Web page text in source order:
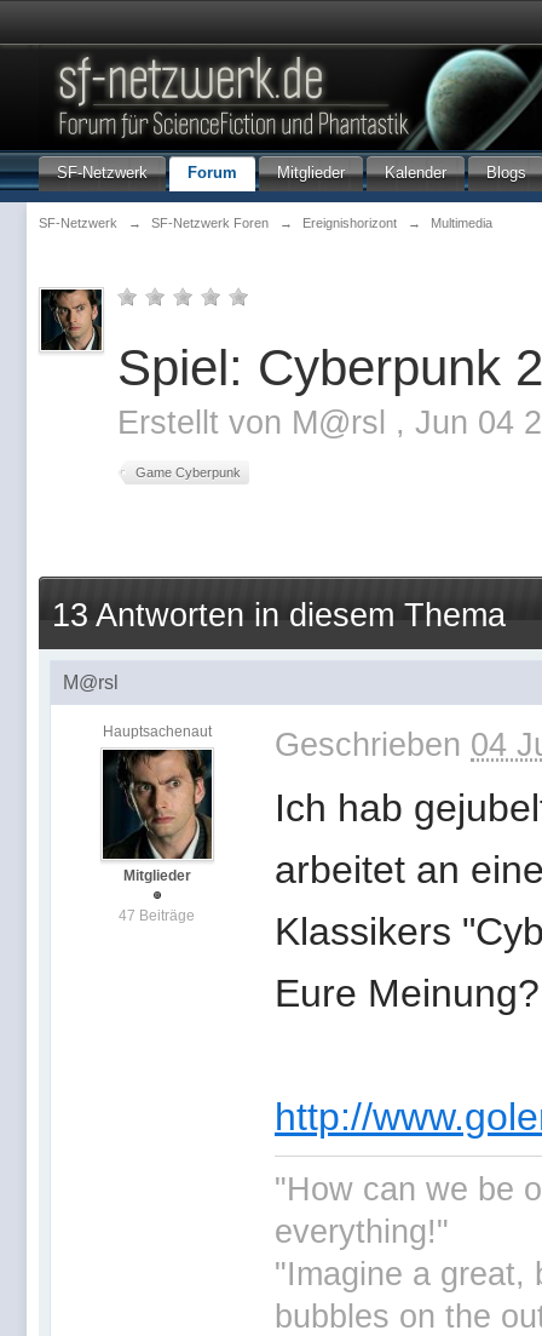
SF-Netzwerk Forum Mitglieder Kalender Blogs
SF-Netzwerk → SF-Netzwerk Foren → Ereignishorizont → Multimedia
Spiel: Cyberpunk
Erstellt von M@rsl , Jun 04
Game Cyberpunk
13 Antworten in diesem Thema
M@rsl
Hauptsachenaut
Mitglieder
47 Beiträge
Geschrieben 04
Ich hab
arbeitet an
Klassikers
Eure Meinung?
http://
"How can we be
everything!"
"Imagine a great,
bubbles on the